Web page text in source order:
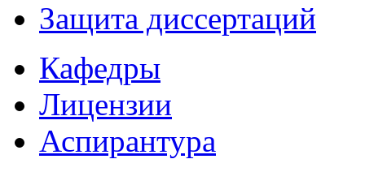
Защита диссертаций
Кафедры
Лицензии
Аспирантура